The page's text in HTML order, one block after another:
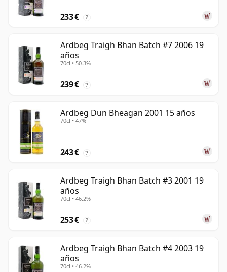
233 € ?
Ardbeg Traigh Bhan Batch #7 2006 19
años
70cl • 50.3%
239 € ?
Ardbeg Dun Bheagan 2001 15 años
70cl • 47%
243 € ?
Ardbeg Traigh Bhan Batch #3 2001 19
años
70cl • 46.2%
253 € ?
Ardbeg Traigh Bhan Batch #4 2003 19
años
70cl • 46.2%